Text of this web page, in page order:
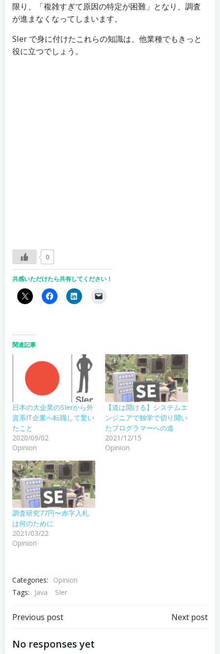
限り、「複雑すぎて原因の特定が困難」となり、調査
が進まなくなってしまいます。
SIer で身に付けたこれらの知識は、他業種でもきっと
役に立つでしょう。
0
共感いただけたら共有してください！
関連記事
日本の大企業のSIerから外
資系IT企業へ転職して驚い
たこと
2020/09/02
Opinion
【道は開ける】システムエ
ンジニアで独学で切り開い
たプログラマーへの道
2021/12/15
Opinion
調査研究77円〜赤字入札
は何のために
2021/03/22
Opinion
Categories:
Opinion
Tags:
Java SIer
Post
Previous post Next post
No responses yet